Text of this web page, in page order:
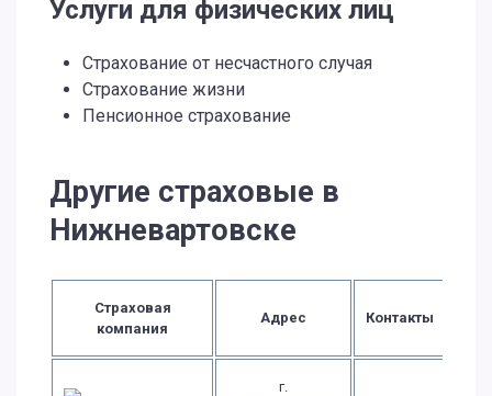
Услуги для физических лиц
Страхование от несчастного случая
Страхование жизни
Пенсионное страхование
Другие страховые в
Нижневартовске
Страховая
компания
Адрес Контакты
г.